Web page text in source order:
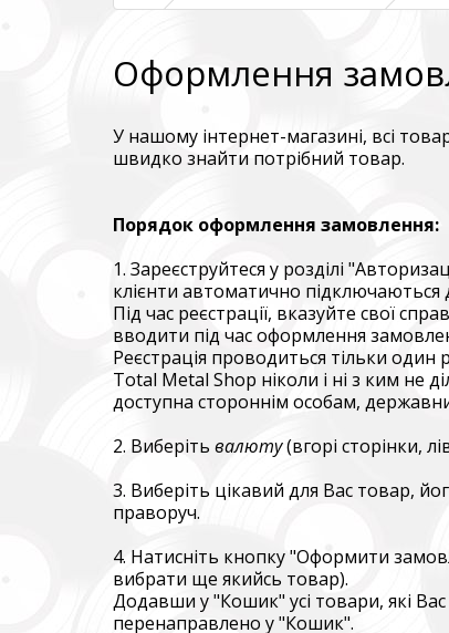
Оформлення
У нашому інтернет-магазині, всі
швидко знайти потрібний товар.
Порядок оформлення замовлення:
1. Зареєструйтеся у розділі
клієнти автоматично
Під час реєстрації, вказуйте свої
вводити під час оформлення
Реєстрація проводиться тільки один
Total Metal Shop ніколи і ні з ким не
доступна стороннім особам,
2. Виберіть валюту(вгорі сторінки,
3. Виберіть цікавий для Вас товар,
праворуч.
4. Натисніть кнопку "Оформити
вибрати ще якийсь товар).
Додавши у "Кошик" усі товари, які
перенаправлено у "Кошик".